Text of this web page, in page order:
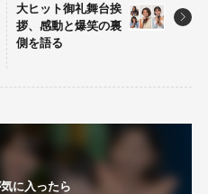
大ヒット御礼舞台挨
拶、感動と爆笑の裏
側を語る
に入ったら